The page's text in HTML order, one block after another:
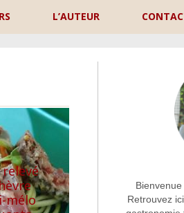
L’AUTEUR
Prénom
Adresse de contact
mélo
Retrouvez